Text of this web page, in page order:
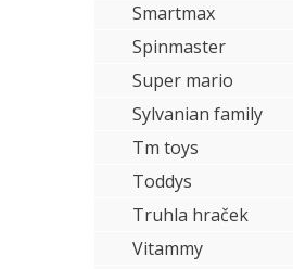
Smartmax
Spinmaster
Super mario
Sylvanian family
Tm toys
Toddys
Truhla hraček
Vitammy